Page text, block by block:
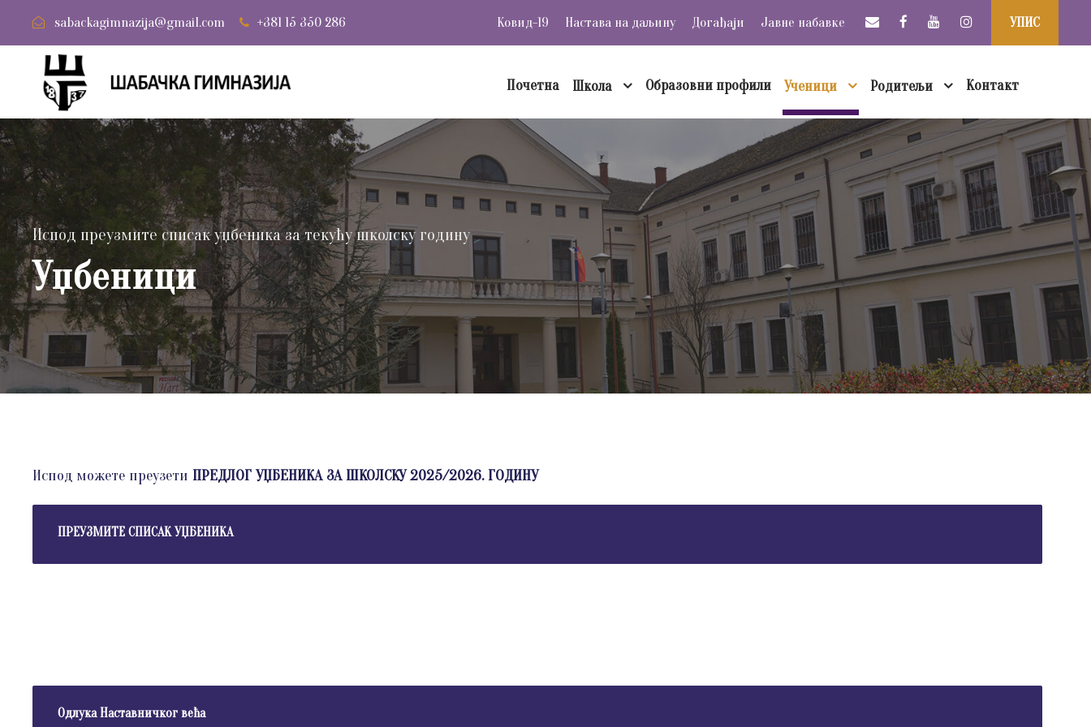
sabackagimnazija@gmail.com +381 15 350 286 Ковид-19 Настава на даљину Догађаји Јавне набавке УПИС
Почетна Школа Образовни профили Ученици Родитељи Контакт
Испод преузмите списак уџбеника за текућу школску годину
Уџбеници
Испод можете преузети ПРЕДЛОГ УЏБЕНИКА ЗА ШКОЛСКУ 2025/2026. ГОДИНУ
ПРЕУЗМИТЕ СПИСАК УЏБЕНИКА
Одлука Наставничког већа